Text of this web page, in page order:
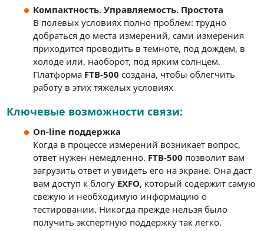
Компактность. Управляемость. Простота
В полевых условиях полно проблем: трудно
добраться до места измерений, сами измерения
приходится проводить в темноте, под дождем, в
холоде или, наоборот, под ярким солнцем.
Платформа FTB-500 создана, чтобы облегчить
работу в этих тяжелых условиях
Ключевые возможности связи:
On-line поддержка
Когда в процессе измерений возникает вопрос,
ответ нужен немедленно. FTB-500 позволит вам
загрузить ответ и увидеть его на экране. Она даст
вам доступ к блогу EXFO, который содержит самую
свежую и необходимую информацию о
тестировании. Никогда прежде нельзя было
получить экспертную поддержку так легко.